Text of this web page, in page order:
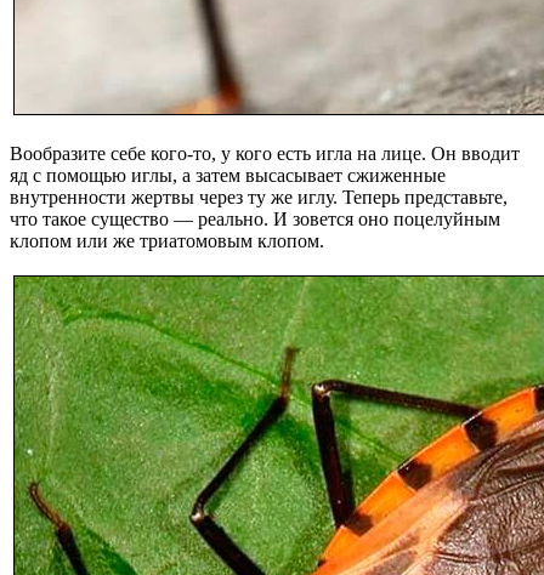
Вообразите себе кого-то, у кого есть игла на лице. Он вводит
яд с помощью иглы, а затем высасывает сжиженные
внутренности жертвы через ту же иглу. Теперь представьте,
что такое существо — реально. И зовется оно поцелуйным
клопом или же триатомовым клопом.